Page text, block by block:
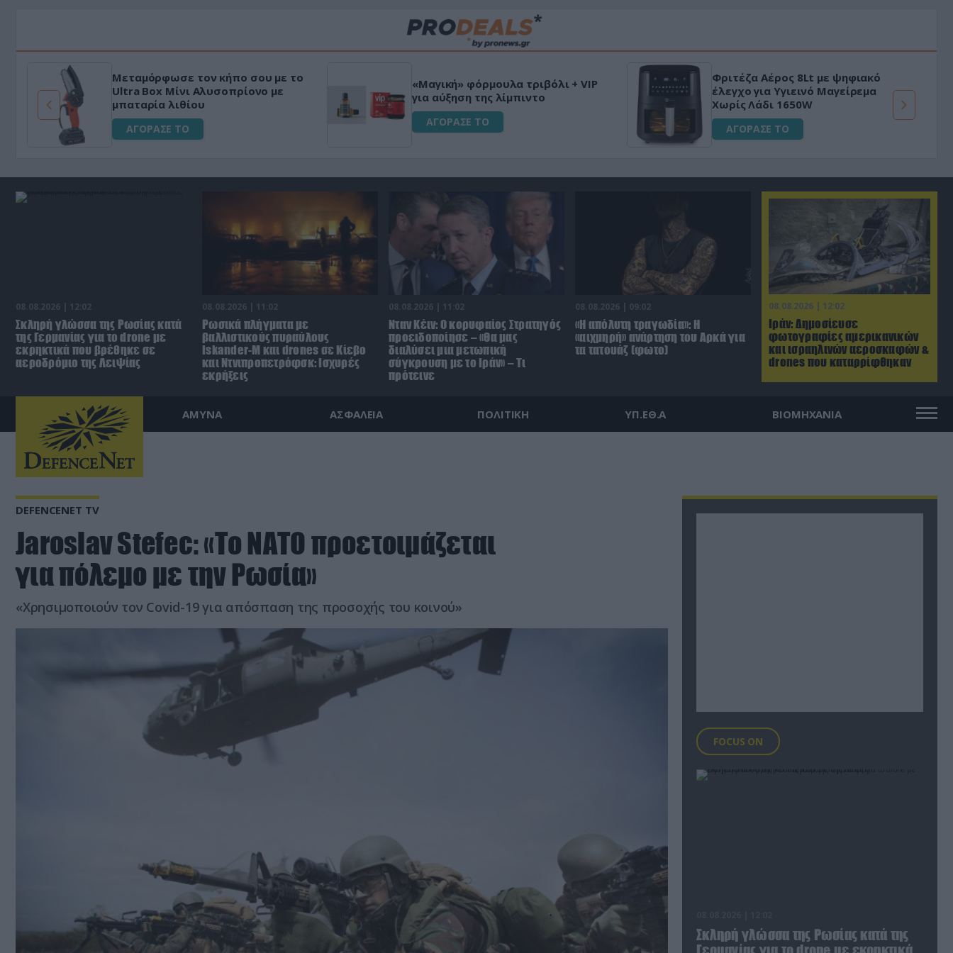
Μεταμόρφωσε τον κήπο σου με το
Ultra Box Μίνι Αλυσοπρίονο με
μπαταρία λιθίου
ΑΓΟΡΑΣΕ ΤΟ
«Μαγική» φόρμουλα τριβόλι + VIP
για αύξηση της λίμπιντο
ΑΓΟΡΑΣΕ ΤΟ
Φριτέζα Αέρος 8Lt με ψηφιακό
έλεγχο για Υγιεινό Μαγείρεμα
Χωρίς Λάδι 1650W
ΑΓΟΡΑΣΕ ΤΟ
08.08.2026 | 12:02
Ιράν: Δημοσίευσε
φωτογραφίες αμερικανικών
και ισραηλινών αεροσκαφών &
drones που καταρρίφθηκαν
08.08.2026 | 12:02
Σκληρή γλώσσα της Ρωσίας κατά
της Γερμανίας για το drone με
εκρηκτικά που βρέθηκε σε
αεροδρόμιο της Λειψίας
08.08.2026 | 11:02
Ρωσικά πλήγματα με
βαλλιστικούς πυραύλους
Iskander-M και drones σε Κίεβο
και Ντνιπροπετρόφσκ: Ισχυρές
εκρήξεις
08.08.2026 | 11:02
Νταν Κέιν: Ο κορυφαίος Στρατηγός
προειδοποίησε – «Θα μας
διαλύσει μια μετωπική
σύγκρουση με το Ιράν» – Τι
πρότεινε
08.08.2026 | 09:02
«Η απόλυτη τραγωδία»: Η
«αιχμηρή» ανάρτηση του Αρκά για
τα τατουάζ (φωτο)
ΑΜΥΝΑ ΑΣΦΑΛΕΙΑ ΠΟΛΙΤΙΚΗ ΥΠ.ΕΘ.Α ΒΙΟΜΗΧΑΝΙΑ
DEFENCENET TV
Jaroslav Stefec: «Το ΝΑΤΟ προετοιμάζεται
για πόλεμο με την Ρωσία»
«Χρησιμοποιούν τον Covid-19 για απόσπαση της προσοχής του κοινού»
FOCUS ON
Σκληρή γλώσσα της Ρωσίας κατά της